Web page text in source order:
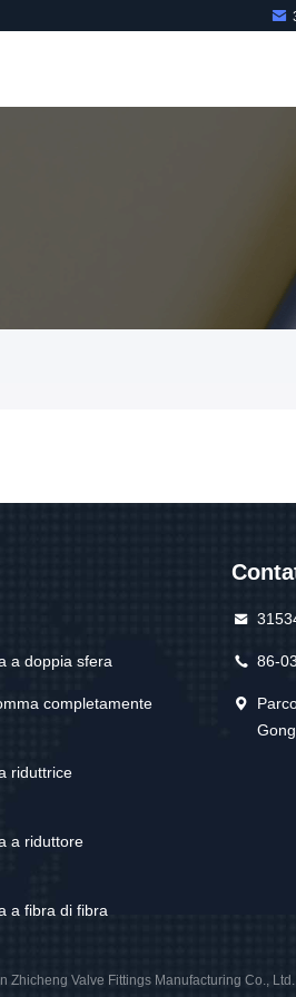
a doppia sfera
completamente
riduttrice
a riduttore
a fibra di fibra
86-
Valve Fittings Manufacturing Co.,